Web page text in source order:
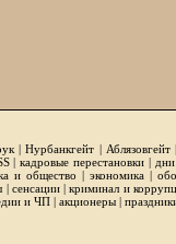
|Нурбанкгейт | Аблязовгейт
|кадровые перестановки|
и общество | экономика |
| сенсации|криминал и
и ЧП | акционеры |